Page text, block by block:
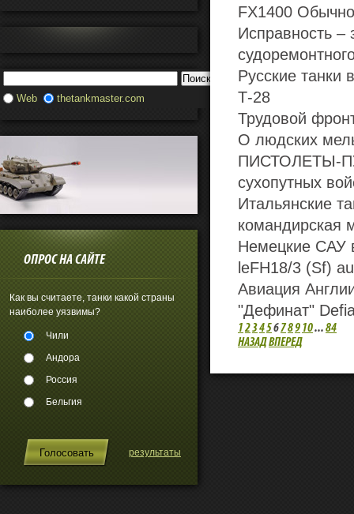
Web thetankmaster.com
ОПРОС НА САЙТЕ
Как вы считаете, танки какой страны
наиболее уязвимы?
Чили
Андора
Россия
Бельгия
результаты
FX1400
Исправность –
Русские танки
Т-28
Трудовой
О людских
ПИСТОЛЕТЫ-
сухопутных
Итальянские
командирская
Немецкие САУ
leFH18/3 (Sf)
Авиация
"Дефинат"
12345678910...84
НАЗАДВПЕРЕД